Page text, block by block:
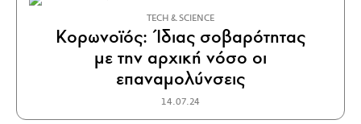
ΤECH & SCIENCE
Κορωνοϊός: Ίδιας σοβαρότητας
με την αρχική νόσο οι
επαναμολύνσεις
14.07.24